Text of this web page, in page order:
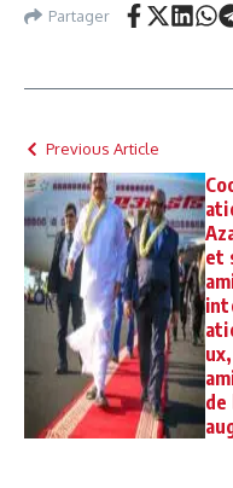
Partager
Previous Article
et
de